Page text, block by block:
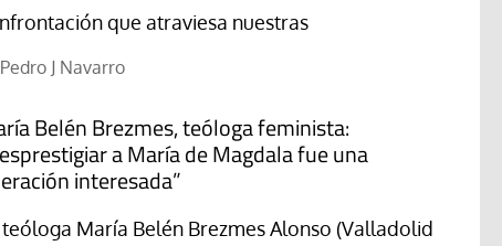
que atraviesa nuestras
Pedro J Navarro
Belén Brezmes, teóloga feminista:
a María de Magdala fue una
interesada”
teóloga María Belén Brezmes Alonso (Valladolid